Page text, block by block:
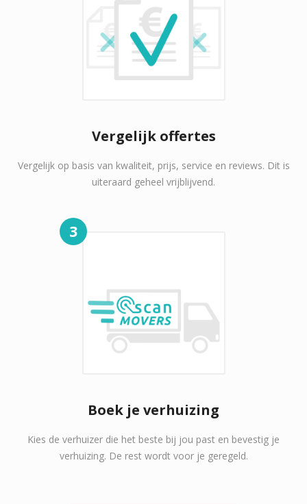
Vergelijk offertes
Vergelijk op basis van kwaliteit, prijs, service en reviews. Dit is
uiteraard geheel vrijblijvend.
3
Boek je verhuizing
Kies de verhuizer die het beste bij jou past en bevestig je
verhuizing. De rest wordt voor je geregeld.